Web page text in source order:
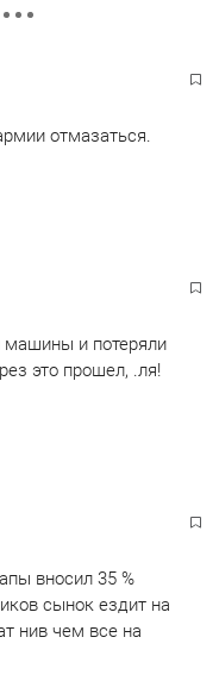
отмазаться.
машины и потеряли
это прошел, .ля!
вносил 35 %
сынок ездит на
нив чем все на